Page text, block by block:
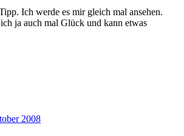
Ich werde es mir gleich mal ansehen.
ja auch mal Glück und kann etwas
2008